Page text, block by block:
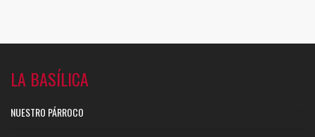
LA BASÍLICA
NUESTRO PÁRROCO